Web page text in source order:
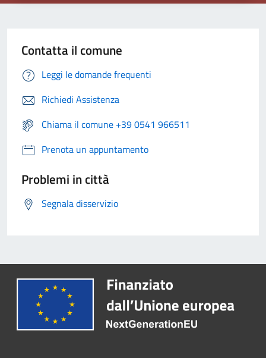
Contatta il comune
Leggi le domande frequenti
Richiedi Assistenza
Chiama il comune +39 0541 966511
Prenota un appuntamento
Problemi in città
Segnala disservizio